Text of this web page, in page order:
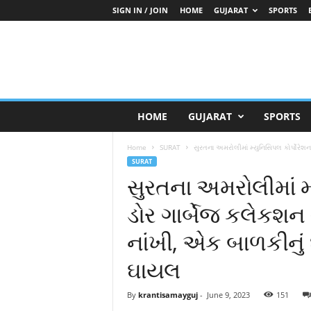
SIGN IN / JOIN HOME GUJARAT SPORTS
a
HOME GUJARAT SPORTS
Home SURAT સુરતના અમરોલીમાં મ્યુનિસિપલ
SURAT
સુરતના અમરોલીમાં
ડોર ગાર્બેજ
નાંખી, એક
ઘાયલ
By krantisamayguj- June 9, 2023 151